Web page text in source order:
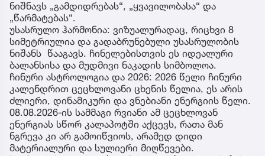
ნიშნავს „გამდიდრებას“, „ყვავილობასა“ და
„წარმატებას“.
უსასრულო ჰარმონია: ვიზუალურადაც, რიცხვი 8
სიმეტრიულია და გადაბრუნებული უსასრულობის
ნიშანს წააგავს. ჩინელებისთვის ეს იდეალური
ბალანსისა და მუდმივი ნაკადის სიმბოლოა.
ჩინური ასტროლოგია და 2026: 2026 წელი ჩინური
კალენდრით ცეცხლოვანი ცხენის წელია, ეს არის
ძლიერი, დინამიკური და ვნებიანი ენერგიის წელი.
08.08.2026-ის სამმაგი რვიანი ამ ცეცხლოვან
ენერგიას სწორ კალაპოტში აქცევს, რათა მან
ნგრევა კი არ გამოიწვიოს, არამედ დიდი
მატერიალური და სულიერი მიღწევები.